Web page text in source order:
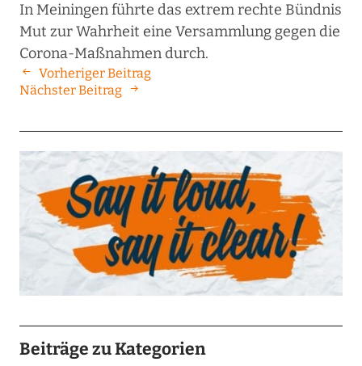
In Meiningen führte das extrem rechte Bündnis
Mut zur Wahrheit eine Versammlung gegen die
Corona-Maßnahmen durch.
Vorheriger Beitrag
Nächster Beitrag
Beiträge zu Kategorien